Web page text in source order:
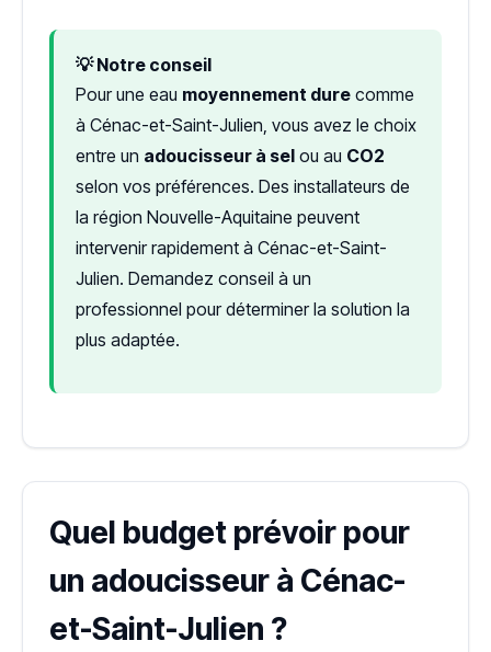
💡 Notre conseil
Pour une eau moyennement dure comme
à Cénac-et-Saint-Julien, vous avez le choix
entre un adoucisseur à sel ou au CO2
selon vos préférences. Des installateurs de
la région Nouvelle-Aquitaine peuvent
intervenir rapidement à Cénac-et-Saint-
Julien. Demandez conseil à un
professionnel pour déterminer la solution la
plus adaptée.
Quel budget prévoir pour
un adoucisseur à Cénac-
et-Saint-Julien ?